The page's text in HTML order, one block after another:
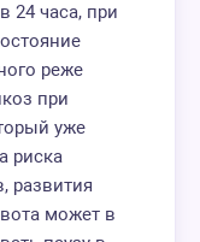
24 часа, при
реже
при
уже
риска
развития
может в